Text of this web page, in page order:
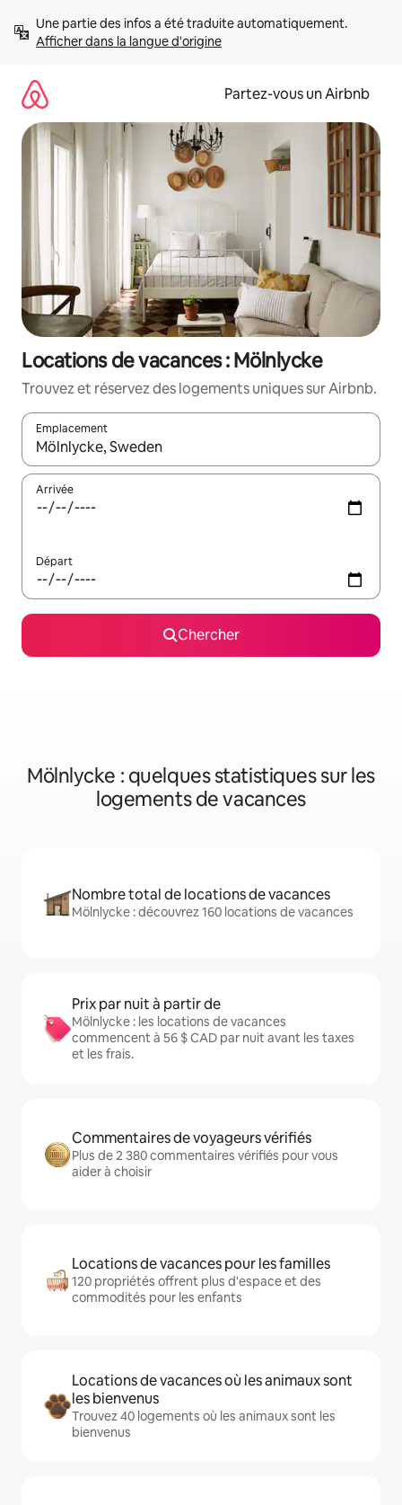
directement
Afficher dans la langue d'origine
Partez-vous un Airbnb
Locations de vacances : Mölnlycke
Trouvez et réservez des logements uniques sur Airbnb.
Emplacement
Quand les résultats sont affichés, parcourez-les en utilisant
Arrivée
Départ
Chercher
Mölnlycke : quelques statistiques sur les
logements de vacances
Nombre total de locations de vacances
Mölnlycke : découvrez 160 locations de vacances
Prix par nuit à partir de
Mölnlycke : les locations de vacances
commencent à 56 $ CAD par nuit avant les taxes
et les frais.
Commentaires de voyageurs vérifiés
Plus de 2 380 commentaires vérifiés pour vous
aider à choisir
Locations de vacances pour les familles
120 propriétés offrent plus d'espace et des
commodités pour les enfants
Locations de vacances où les animaux sont
les bienvenus
Trouvez 40 logements où les animaux sont les
bienvenus